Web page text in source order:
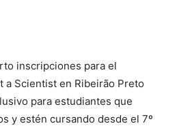
inscripciones para el
a Scientist en Ribeirão Preto
para estudiantes que
y estén cursando desde el 7º